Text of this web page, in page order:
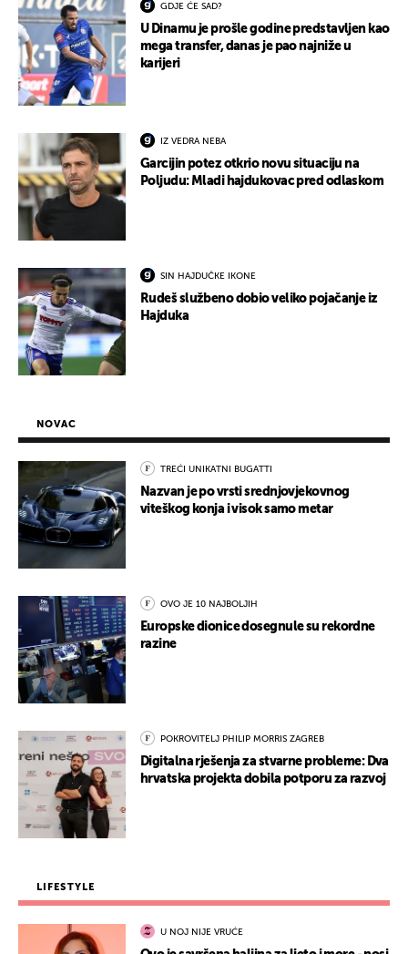
GDJE ĆE SAD?
U Dinamu je prošle godine predstavljen kao
mega transfer, danas je pao najniže u
karijeri
IZ VEDRA NEBA
Garcijin potez otkrio novu situaciju na
Poljudu: Mladi hajdukovac pred odlaskom
SIN HAJDUČKE IKONE
Rudeš službeno dobio veliko pojačanje iz
Hajduka
NOVAC
TREĆI UNIKATNI BUGATTI
Nazvan je po vrsti srednjovjekovnog
viteškog konja i visok samo metar
OVO JE 10 NAJBOLJIH
Europske dionice dosegnule su rekordne
razine
POKROVITELJ PHILIP MORRIS ZAGREB
Digitalna rješenja za stvarne probleme: Dva
hrvatska projekta dobila potporu za razvoj
LIFESTYLE
U NOJ NIJE VRUĆE